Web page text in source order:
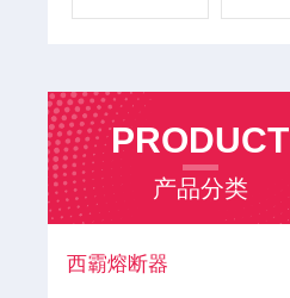
PRODUCT
产品分类
西霸熔断器